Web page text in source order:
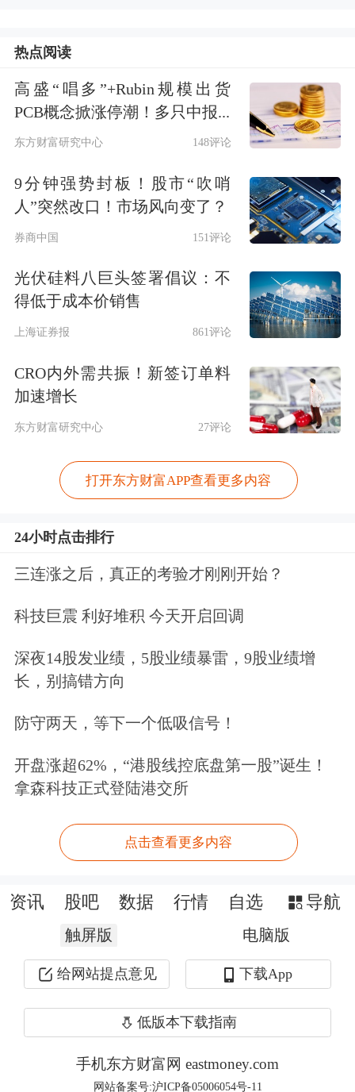
度中，Quantum Computing实现净利润
240万美元(合每股0.01美元)，较去年同
善，分析师预期为亏损0.06美元。营收
同比激增280%，达到38.4万美元，而市
场预期仅为10万美元。
业务进展上，Quantum Computing获得
全解决方案的采购订单，这标志着其量
子安全平台商业化进程迈出关键一步。
在各行业的需求日益增长，公司正加速
合作关系进一步深化，双方正共同推进
一项将量子优化技术应用于星载
达数据的联合项目。
代技术，因其能快速完成当今
耗费漫长时间的计算。专家表示，此类
技术突破将加速新药、
品的研发进程，同时提升经济各领域的
运行效率。
融资客净买入多股
周一A股量子科技板块也表现强势，指
数收盘逆势大涨超2%，腾景科技20CM
天和防务、富士达涨超10%，
等涨停。
热点阅读
高盛“唱多”+Rubin规模出货
PCB概念掀涨停潮！多只中报...
东方财富研究中心 148评论
9分钟强势封板！股市“吹哨
人”突然改口！市场风向变了？
券商中国 151评论
光伏硅料八巨头签署倡议：不
得低于成本价销售
上海证券报 861评论
CRO内外需共振！新签订单料
加速增长
东方财富研究中心 27评论
打开东方财富APP查看更多内容
24小时点击排行
三连涨之后，真正的考验才刚刚开始？
科技巨震 利好堆积 今天开启回调
深夜14股发业绩，5股业绩暴雷，9股业绩增
长，别搞错方向
防守两天，等下一个低吸信号！
开盘涨超62%，“港股线控底盘第一股”诞生！
拿森科技正式登陆港交所
点击查看更多内容
资讯 股吧 数据 行情 自选 导航
触屏版 电脑版
给网站提点意见 下载App
低版本下载指南
手机东方财富网 eastmoney.com
网站备案号:沪ICP备05006054号-11